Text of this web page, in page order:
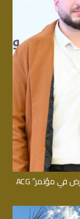
قبول خمسة أبحاث من كلية الطب في جامعة القدس للعرض في مؤتمر” ACG